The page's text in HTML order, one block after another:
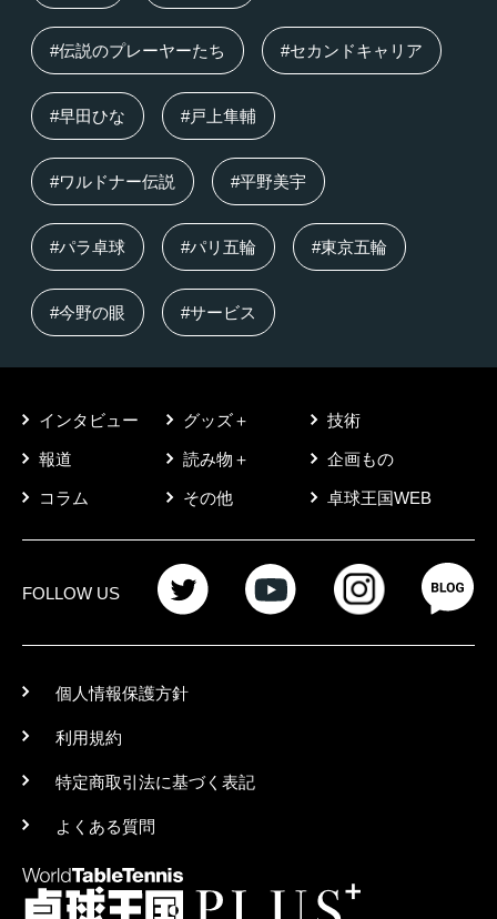
#伝説のプレーヤーたち #セカンドキャリア
#早田ひな #戸上隼輔
#ワルドナー伝説 #平野美宇
#パラ卓球 #パリ五輪 #東京五輪
#今野の眼 #サービス
インタビュー グッズ＋ 技術
報道 読み物＋ 企画もの
コラム その他 卓球王国WEB
FOLLOW US
個人情報保護方針
利用規約
特定商取引法に基づく表記
よくある質問